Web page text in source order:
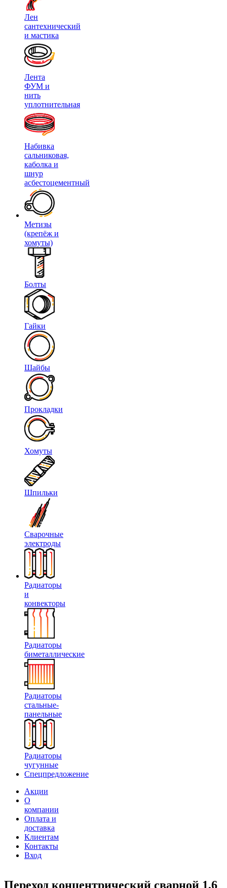
Лен
сантехнический
и мастика
Лента
ФУМ и
нить
уплотнительная
Набивка
сальниковая,
каболка и
шнур
асбестоцементный
Метизы
(крепёж и
хомуты)
Болты
Гайки
Шайбы
Прокладки
Хомуты
Шпильки
Сварочные
электроды
Радиаторы
и
конвекторы
Радиаторы
биметаллические
Радиаторы
стальные-
панельные
Радиаторы
чугунные
Спецпредложение
Акции
О
компании
Оплата и
доставка
Клиентам
Контакты
Вход
Переход концентрический сварной 1,6